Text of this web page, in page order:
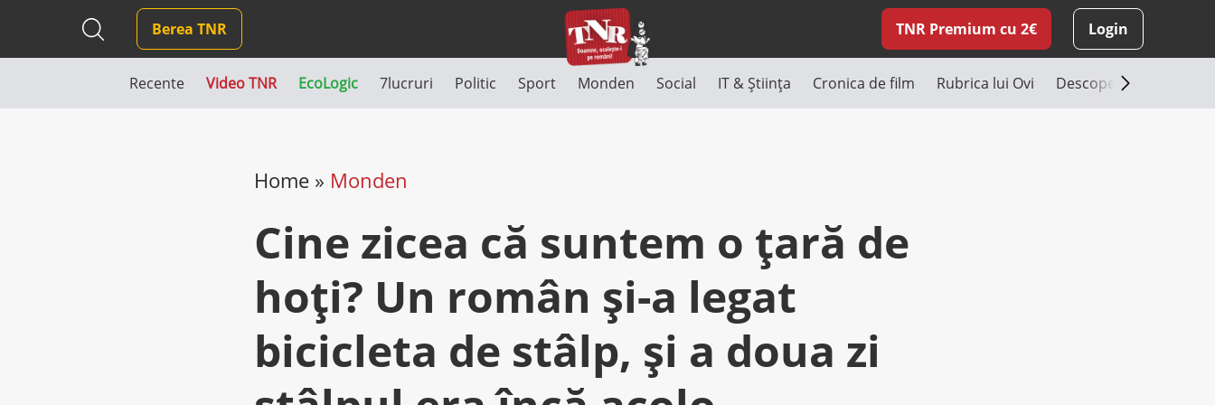
Berea TNR TNR Premium cu 2€ Login
Recente Video TNR EcoLogic 7lucruri Politic Sport Monden Social IT & Știința Cronica de film Rubrica lui Ovi Descoperă România
Home» Monden
Cine zicea că suntem o ţară de
hoţi? Un român şi-a legat
bicicleta de stâlp, şi a doua zi